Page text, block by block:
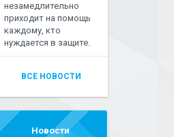
незамедлительно
приходит на помощь
каждому, кто
нуждается в защите.
ВСЕ НОВОСТИ
Новости